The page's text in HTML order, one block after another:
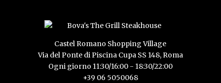
Castel Romano Shopping Village
Via del Ponte di Piscina Cupa SS 148, Roma
Ogni giorno 11:30/16:00 - 18:30/22:00
+39 06 5050068